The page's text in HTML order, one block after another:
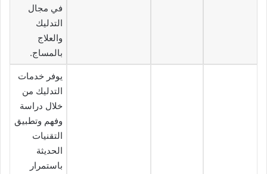
في مجال
التدليك
والعلاج
بالمساج.
يوفر خدمات
التدليك من
خلال دراسة
وفهم وتطبيق
التقنيات
الحديثة
باستمرار